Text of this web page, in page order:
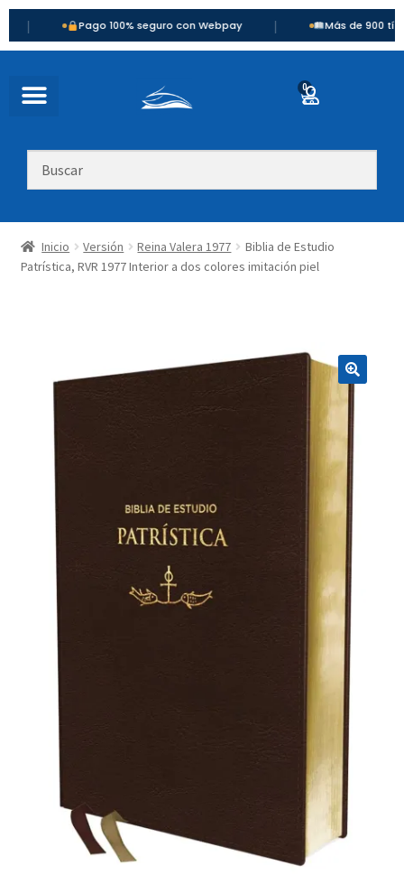
Pago 100% seguro con Webpay | Más de 900 títulos
0
Inicio Versión Reina Valera 1977
Biblia de Estudio
Patrística, RVR 1977 Interior a dos colores imitación piel